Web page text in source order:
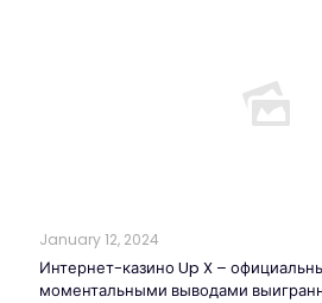
January 12, 2024
Интернет-казино Up X –
моментальными выводами